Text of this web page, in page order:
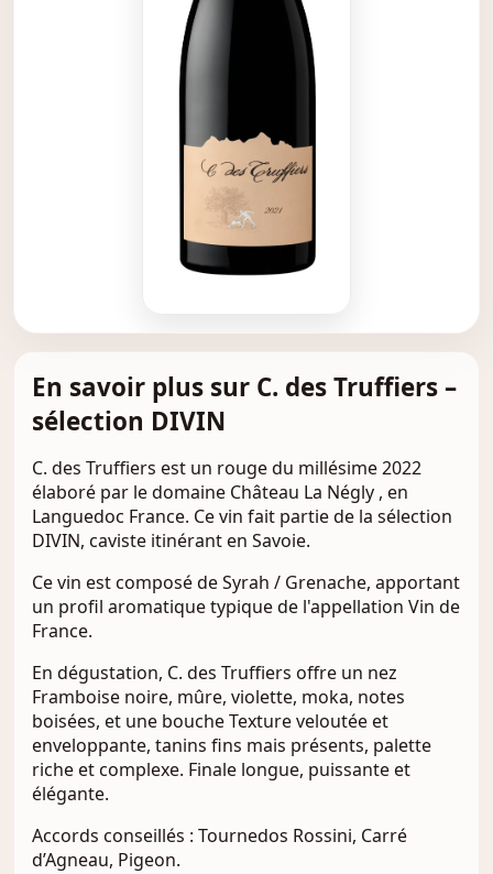
En savoir plus sur C. des Truffiers –
sélection DIVIN
C. des Truffiers est un rouge du millésime 2022
élaboré par le domaine Château La Négly , en
Languedoc France. Ce vin fait partie de la sélection
DIVIN, caviste itinérant en Savoie.
Ce vin est composé de Syrah / Grenache, apportant
un profil aromatique typique de l'appellation Vin de
France.
En dégustation, C. des Truffiers offre un nez
Framboise noire, mûre, violette, moka, notes
boisées, et une bouche Texture veloutée et
enveloppante, tanins fins mais présents, palette
riche et complexe. Finale longue, puissante et
élégante.
Accords conseillés : Tournedos Rossini, Carré
d’Agneau, Pigeon.